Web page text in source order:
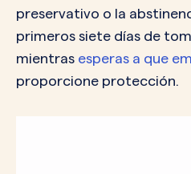
preservativo o la
primeros siete días de
mientras esperas a que
proporcione protección.